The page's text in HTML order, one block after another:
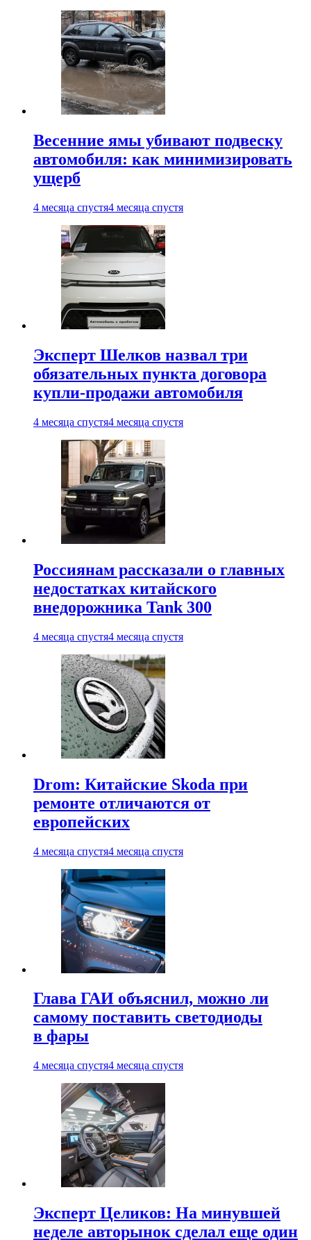
Весенние ямы убивают подвеску
автомобиля: как минимизировать
ущерб
4 месяца спустя4 месяца спустя
Эксперт Шелков назвал три
обязательных пункта договора
купли-продажи автомобиля
4 месяца спустя4 месяца спустя
Россиянам рассказали о главных
недостатках китайского
внедорожника Tank 300
4 месяца спустя4 месяца спустя
Drom: Китайские Skoda при
ремонте отличаются от
европейских
4 месяца спустя4 месяца спустя
Глава ГАИ объяснил, можно ли
самому поставить светодиоды
в фары
4 месяца спустя4 месяца спустя
Эксперт Целиков: На минувшей
неделе авторынок сделал еще один